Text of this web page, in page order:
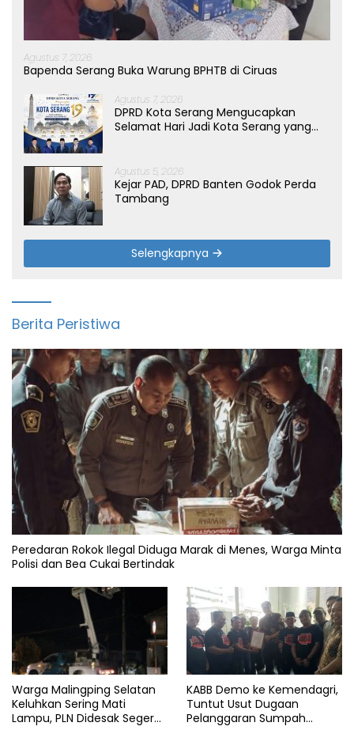
Agustus 7, 2026
Bapenda Serang Buka Warung BPHTB di Ciruas
Agustus 7, 2026
DPRD Kota Serang Mengucapkan
Selamat Hari Jadi Kota Serang yang
Agustus 5, 2026
Kejar PAD, DPRD Banten Godok Perda
Tambang
Selengkapnya
Berita Peristiwa
Peredaran Rokok Ilegal Diduga Marak di Menes, Warga Minta
Polisi dan Bea Cukai Bertindak
Warga Malingping Selatan
Keluhkan Sering Mati
Lampu, PLN Didesak Segera
KABB Demo ke Kemendagri,
Tuntut Usut Dugaan
Pelanggaran Sumpah